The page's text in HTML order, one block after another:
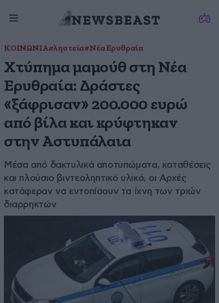
ΚΟΙΝΩΝΙΑ#ληστεία#Νέα Ερυθραία
Χτύπημα μαμούθ στη Νέα
Ερυθραία: Δράστες
«ξάφρισαν» 200.000 ευρώ
από βίλα και κρύφτηκαν
στην Αστυπάλαια
Μέσα από δακτυλικά αποτυπώματα, καταθέσεις
και πλούσιο βιντεοληπτικό υλικό, οι Αρχές
κατάφεραν να εντοπίσουν τα ίχνη των τριών
διαρρηκτών